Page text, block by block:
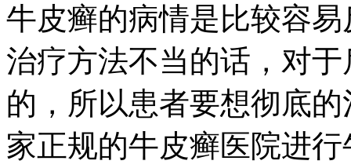
牛皮癣的病情是比较容
治疗方法不当的话，对
的，所以患者要想彻底
家正规的牛皮癣医院进